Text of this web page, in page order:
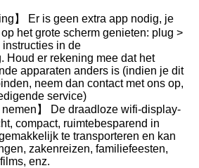
】 Er is geen extra app nodig, je
het grote scherm genieten: plug >
in de
Houd er rekening mee dat het
apparaten anders is (indien je dit
neem dan contact met ons op,
service)
nemen】 De draadloze wifi-display-
compact, ruimtebesparend in
te transporteren en kan
zakenreizen, familiefeesten,
enz.